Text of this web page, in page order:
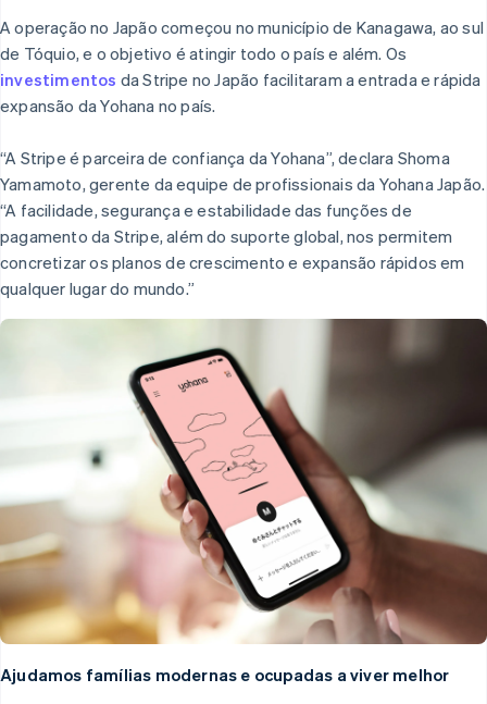
A operação no Japão começou no município de Kanagawa, ao sul
de Tóquio, e o objetivo é atingir todo o país e além. Os
investimentos da Stripe no Japão facilitaram a entrada e rápida
expansão da Yohana no país.
“A Stripe é parceira de confiança da Yohana”, declara Shoma
Yamamoto, gerente da equipe de profissionais da Yohana Japão.
“A facilidade, segurança e estabilidade das funções de
pagamento da Stripe, além do suporte global, nos permitem
concretizar os planos de crescimento e expansão rápidos em
qualquer lugar do mundo.”
Ajudamos famílias modernas e ocupadas a viver melhor